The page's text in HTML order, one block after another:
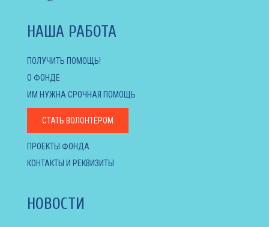
НАША РАБОТА
ПОЛУЧИТЬ ПОМОЩЬ!
О ФОНДЕ
ИМ НУЖНА СРОЧНАЯ ПОМОЩЬ
СТАТЬ ВОЛОНТЁРОМ
ПРОЕКТЫ ФОНДА
КОНТАКТЫ И РЕКВИЗИТЫ
НОВОСТИ